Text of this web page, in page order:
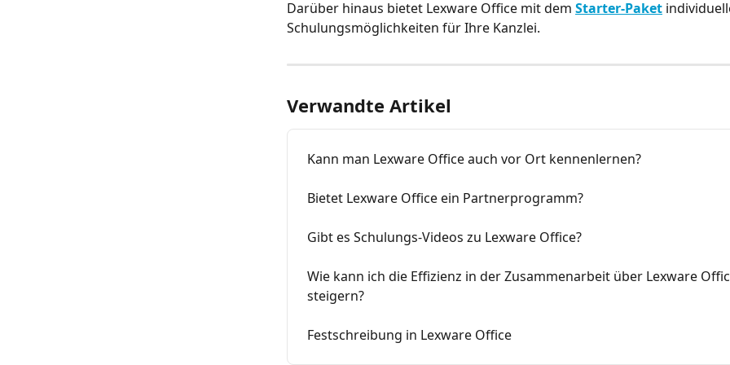
Darüber hinaus bietet Lexware Office mit dem Starter-Paket
Schulungsmöglichkeiten für Ihre Kanzlei.
Verwandte Artikel
Kann man Lexware Office auch vor Ort kennenlernen?
Bietet Lexware Office ein Partnerprogramm?
Gibt es Schulungs-Videos zu Lexware Office?
Wie kann ich die Effizienz in der Zusammenarbeit über Lexware
steigern?
Festschreibung in Lexware Office